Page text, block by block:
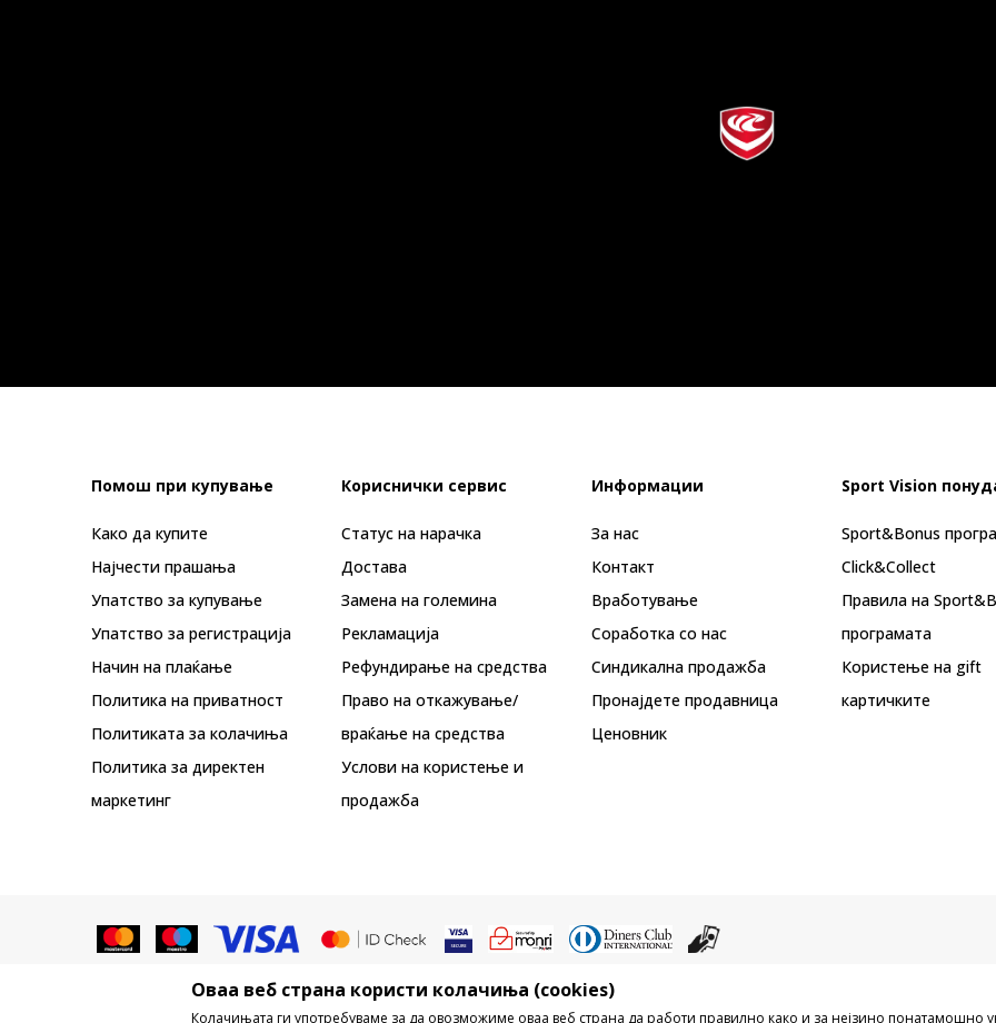
Помош при купување
Како да купите
Најчести прашања
Упатство за купување
Упатство за регистрација
Начин на плаќање
Политика на приватност
Политиката за колачиња
Политика за директен
маркетинг
Кориснички сервис
Статус на нарачка
Достава
Замена на големина
Рекламациja
Рефундирање на средства
Право на откажување/
враќање на средства
Услови на користење и
продажба
Информации
За нас
Контакт
Вработување
Соработка со нас
Синдикална продажба
Пронајдете продавница
Ценовник
Sport Vision
Sport&Bonus
Click&Collect
Правила на
програмата
Користење на gift
картичките
Не е дозволено превземање или користење на содржината од интернет страните на Sport Vision, делумно
Оваа веб страна користи колачиња (cookies)
Колачињата ги употребуваме за да овозможиме оваа веб страна да работи правилно како и за нејзино понатамошно